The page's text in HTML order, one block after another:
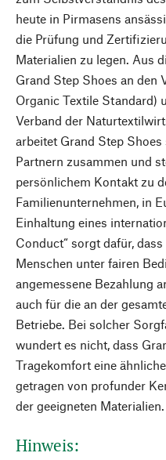
heute in Pirmasens
die Prüfung und
Materialien zu legen. Aus
Grand Step Shoes an den
Organic Textile Standard)
Verband der
arbeitet Grand Step
Partnern zusammen und
persönlichem Kontakt zu
Familienunternehmen, in
Einhaltung eines
Conduct“ sorgt dafür,
Menschen unter fairen
angemessene Bezahlung
auch für die an der
Betriebe. Bei solcher
wundert es nicht, dass
Tragekomfort eine
getragen von profunder
der geeigneten Materialien.
Hinweis: